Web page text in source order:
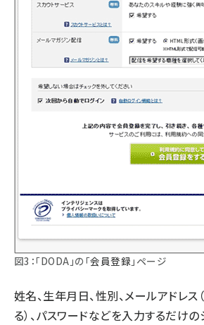
図3：「DODA」の「会員登録 」ページ
姓名、生年月日、性別、メールアドレ
る）、パスワードなどを入力するだけ